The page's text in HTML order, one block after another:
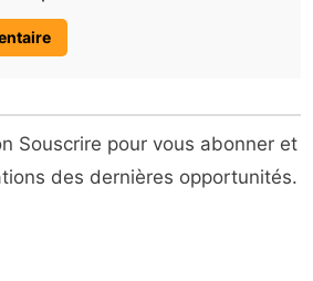
Souscrire pour vous abonner et
des dernières opportunités.